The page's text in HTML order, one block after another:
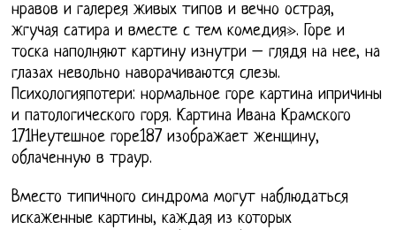
нравов и галерея живых типов и вечно острая,
жгучая сатира и вместе с тем комедия». Горе и
тоска наполняют картину изнутри – глядя на нее, на
глазах невольно наворачиваются слезы.
Психологияпотери: нормальное горе картина ипричины
и патологического горя. Картина Ивана Крамского
171Неутешное горе187 изображает женщину,
облаченную в траур.
Вместо типичного синдрома могут наблюдаться
искаженные картины, каждая из которых